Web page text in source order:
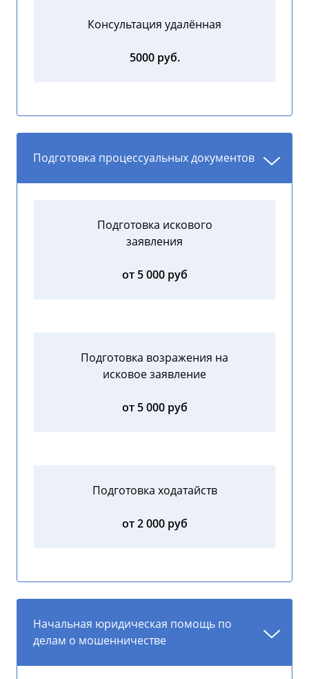
Консультация удалённая
5000 руб.
Подготовка процессуальных документов
Подготовка искового
заявления
от 5 000 руб
Подготовка возражения на
исковое заявление
от 5 000 руб
Подготовка ходатайств
от 2 000 руб
Начальная юридическая помощь по
делам о мошенничестве